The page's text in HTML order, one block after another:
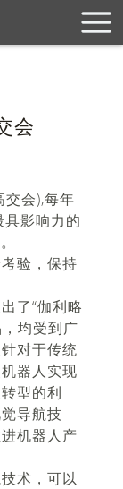
会
交会),每年
影响力的
验，保持
了“伽利略
均受到广
对于传统
器人实现
型的利
导航技
机器人产
术，可以